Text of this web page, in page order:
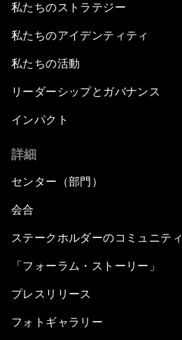
私たちのストラテジー
私たちのアイデンティティ
私たちの活動
リーダーシップとガバナンス
インパクト
詳細
センター（部門）
会合
ステークホルダーのコミュニティ
「フォーラム・ストーリー」
プレスリリース
フォトギャラリー